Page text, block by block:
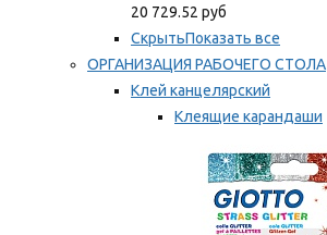
20 729.52 руб
СкрытьПоказать все
ОРГАНИЗАЦИЯ РАБОЧЕГО СТОЛА
Клей канцелярский
Клеящие карандаши
Мы рекомендуем